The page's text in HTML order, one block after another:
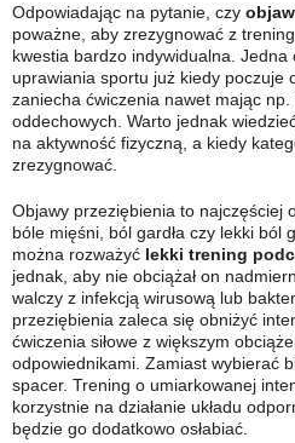
Odpowiadając na pytanie, czy
poważne, aby zrezygnować z
kwestia bardzo indywidualna.
uprawiania sportu już kiedy poczuje
zaniecha ćwiczenia nawet mając
oddechowych. Warto jednak
na aktywność fizyczną, a kiedy
zrezygnować.
Objawy przeziębienia to najczęściej
bóle mięśni, ból gardła czy lekki ból
można rozważyć lekki trening
jednak, aby nie obciążał on
walczy z infekcją wirusową lub
przeziębienia zaleca się obniżyć
ćwiczenia siłowe z większym
odpowiednikami. Zamiast wybierać
spacer. Trening o umiarkowanej
korzystnie na działanie układu
będzie go dodatkowo osłabiać.